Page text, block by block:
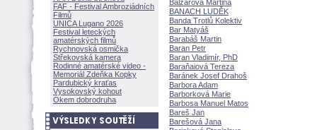
FAF - Festival Ambroziádních
Filmů
UNICA Lugano 2026
Festival leteckých
amatérských filmů
Rychnovská osmička
Střekovská kamera
Rodinné amatérské video -
Memoriál Zdeňka Kopky
Pardubický kraťas
Vysokovský kohout
Okem dobrodruha
Balzarová Martina
BANACH LUDĚK
Banda Trotlů Kolektiv
Bar Maty
Barabáš Martin
Baran Petr
Baran Vladimír, PhD
Baraňaiová Tereza
Baránek Josef Draho
Barbora Adam
Barborková Marie
Barbosa Manuel Matos
Bareš Jan
Barešová Jana